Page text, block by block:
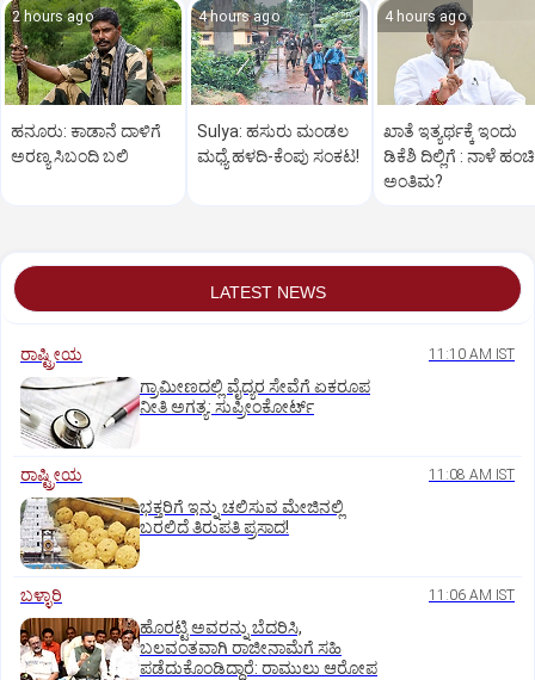
2 hours ago
ಹನೂರು: ಕಾಡಾನೆ ದಾಳಿಗೆ
ಅರಣ್ಯ ಸಿಬಂದಿ ಬಲಿ
4 hours ago
Sulya: ಹಸುರು ಮಂಡಲ
ಮಧ್ಯೆ ಹಳದಿ-ಕೆಂಪು ಸಂಕಟ!
4 hours ago
ಖಾತೆ ಇತ್ಯರ್ಥಕ್ಕೆ ಇಂದು
ಡಿಕೆಶಿ ದಿಲ್ಲಿಗೆ : ನಾಳೆ
ಅಂತಿಮ?
LATEST NEWS
ರಾಷ್ಟ್ರೀಯ 11:10 AM IST
ಗ್ರಾಮೀಣದಲ್ಲಿ ವೈದ್ಯರ ಸೇವೆಗೆ ಏಕರೂಪ
ನೀತಿ ಅಗತ್ಯ: ಸುಪ್ರೀಂಕೋರ್ಟ್‌
ರಾಷ್ಟ್ರೀಯ 11:08 AM IST
ಭಕ್ತರಿಗೆ ಇನ್ನು ಚಲಿಸುವ ಮೇಜಿನಲ್ಲಿ
ಬರಲಿದೆ ತಿರುಪತಿ ಪ್ರಸಾದ!
ಬಳ್ಳಾರಿ 11:06 AM IST
ಹೊರಟ್ಟಿ ಅವರನ್ನು ಬೆದರಿಸಿ,
ಬಲವಂತವಾಗಿ ರಾಜೀನಾಮೆಗೆ ಸಹಿ
ಪಡೆದುಕೊಂಡಿದ್ದಾರೆ: ರಾಮುಲು ಆರೋಪ